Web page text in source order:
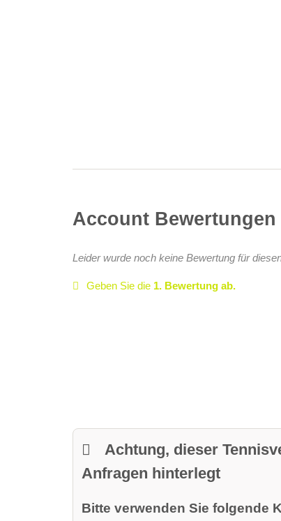
Account Bewertungen
Leider wurde noch keine Bewertung für
Geben Sie die 1. Bewertung ab.
Achtung, dieser
Anfragen hinterlegt
Bitte verwenden Sie folgende